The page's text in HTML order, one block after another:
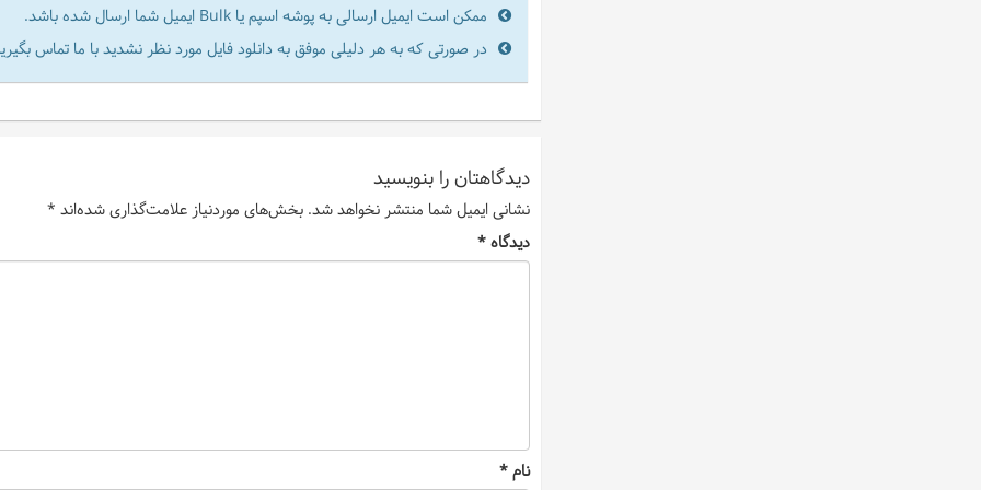
ممکن است ایمیل ارسالی به پوشه اسپم یا Bulk ایمیل شما ارسال شده باشد.
در صورتی که به هر دلیلی موفق به دانلود فایل مورد نظر نشدید با ما تماس
دیدگاهتان را بنویسید
نشانی ایمیل شما منتشر نخواهد شد. بخش‌های موردنیاز علامت‌گذاری شده‌اند *
دیدگاه*
نام*